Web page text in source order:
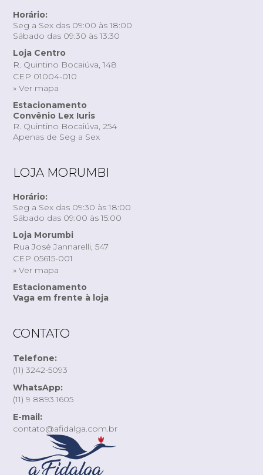
Horário:
Seg a Sex das 09:00 às 18:00
Sábado das 09:30 às 13:30
Loja Centro
R. Quintino Bocaiúva, 148
CEP 01004-010
» Ver mapa
Estacionamento
Convênio Lex Iuris
R. Quintino Bocaiúva, 254
Apenas de Seg a Sex
LOJA MORUMBI
Horário:
Seg a Sex das 09:30 às 18:00
Sábado das 09:00 às 15:00
Loja Morumbi
Rua José Jannarelli, 547
CEP 05615-001
» Ver mapa
Estacionamento
Vaga em frente à loja
CONTATO
Telefone:
(11) 3242-5093
WhatsApp:
(11) 9 8893.1605
E-mail:
contato@afidalga.com.br